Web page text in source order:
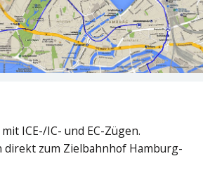
ICE-/IC- und EC-Zügen.
direkt zum Zielbahnhof Hamburg-